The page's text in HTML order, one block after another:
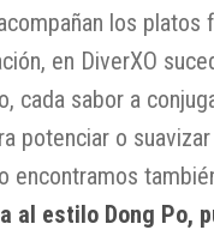
los platos
en DiverXO
cada sabor a
potenciar o
encontramos
al estilo Dong Po,